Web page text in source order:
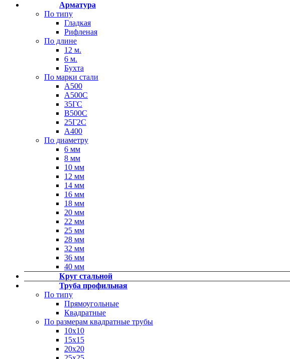
Качественные стали
Фитинги
Фитинги резьбовые латунные
Фитинги резьбовые стальные
Арматура
По типу
Гладкая
Рифленая
По длине
12 м.
6 м.
Бухта
По марки стали
А500
А500С
35ГС
В500С
25Г2С
А400
По диаметру
6 мм
8 мм
10 мм
12 мм
14 мм
16 мм
18 мм
20 мм
22 мм
25 мм
28 мм
32 мм
36 мм
40 мм
Круг стальной
Труба профильная
По типу
Прямоугольные
Квадратные
По размерам квадратные трубы
10х10
15х15
20х20